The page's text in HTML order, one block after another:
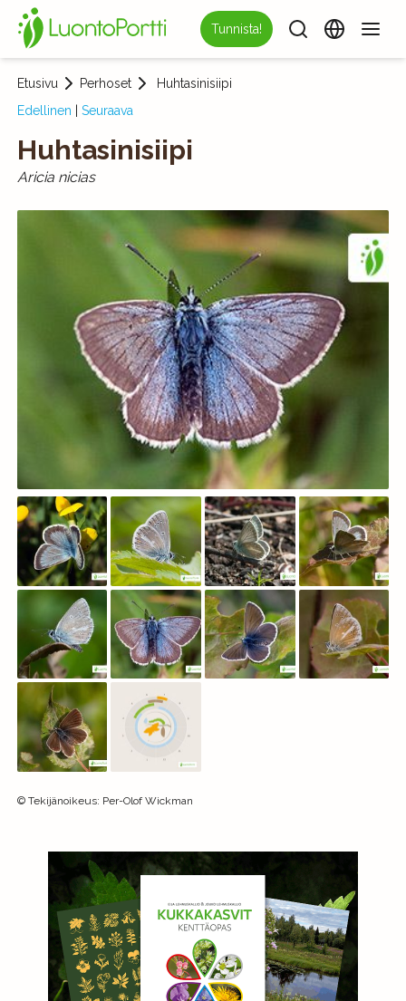
Tunnista!
Etusivu Perhoset
Huhtasinisiipi
Edellinen
Seuraava
Huhtasinisiipi
Aricia nicias
© Tekijänoikeus: Per-Olof Wickman